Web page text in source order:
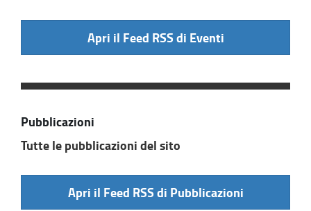
Apri il Feed RSS di Eventi
Pubblicazioni
Tutte le pubblicazioni del sito
Apri il Feed RSS di Pubblicazioni